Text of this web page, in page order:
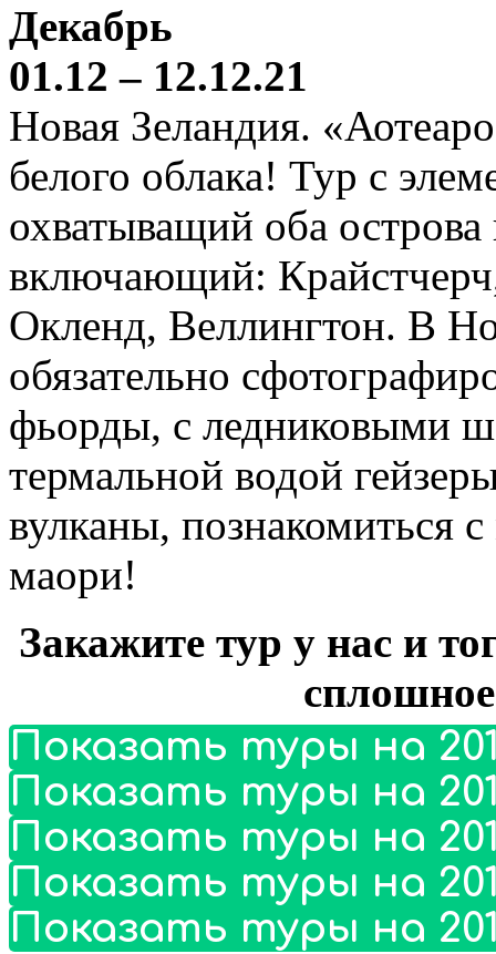
Декабрь
01.12 – 12.12.21
Новая Зеландия.
белого облака! Тур с
охватыващий оба
включающий:
Окленд, Веллингтон. В
обязательно
фьорды, с ледниковыми
термальной водой
вулканы, познакомиться
маори!
Закажите тур у нас и
Показать туры на
Показать туры на
Показать туры на
Показать туры на
Показать туры на